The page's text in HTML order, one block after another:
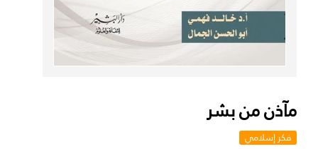
مآذن من بشر
فكر إسلامي